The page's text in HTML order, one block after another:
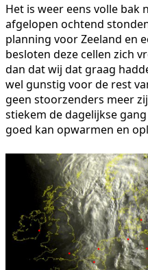
Het is weer eens volle bak
afgelopen ochtend
planning voor Zeeland en
besloten deze cellen zich
dan dat wij dat graag
wel gunstig voor de rest
geen stoorzenders meer
stiekem de dagelijkse
goed kan opwarmen en